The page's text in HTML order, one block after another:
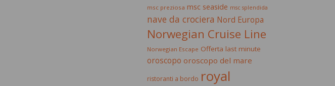
msc preziosa msc seaside msc splendida
nave da crociera Nord Europa
Norwegian Cruise Line
Norwegian Escape Offerta last minute
oroscopo oroscopo del mare
ristoranti a bordo royal